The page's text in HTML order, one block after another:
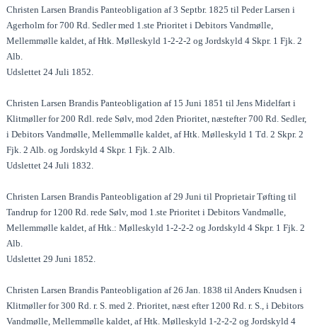
Christen Larsen Brandis Panteobligation af 3 Septbr. 1825 til Peder Larsen i
Agerholm for 700 Rd. Sedler med 1.ste Prioritet i Debitors Vandmølle,
Mellemmølle kaldet, af Htk. Mølleskyld 1-2-2-2 og Jordskyld 4 Skpr. 1 Fjk. 2
Alb.
Udslettet 24 Juli 1852.
Christen Larsen Brandis Panteobligation af 15 Juni 1851 til Jens Midelfart i
Klitmøller for 200 Rdl. rede Sølv, mod 2den Prioritet, næstefter 700 Rd. Sedler,
i Debitors Vandmølle, Mellemmølle kaldet, af Htk. Mølleskyld 1 Td. 2 Skpr. 2
Fjk. 2 Alb. og Jordskyld 4 Skpr. 1 Fjk. 2 Alb.
Udslettet 24 Juli 1832.
Christen Larsen Brandis Panteobligation af 29 Juni til Proprietair Tøfting til
Tandrup for 1200 Rd. rede Sølv, mod 1.ste Prioritet i Debitors Vandmølle,
Mellemmølle kaldet, af Htk.: Mølleskyld 1-2-2-2 og Jordskyld 4 Skpr. 1 Fjk. 2
Alb.
Udslettet 29 Juni 1852.
Christen Larsen Brandis Panteobligation af 26 Jan. 1838 til Anders Knudsen i
Klitmøller for 300 Rd. r. S. med 2. Prioritet, næst efter 1200 Rd. r. S., i Debitors
Vandmølle, Mellemmølle kaldet, af Htk. Mølleskyld 1-2-2-2 og Jordskyld 4